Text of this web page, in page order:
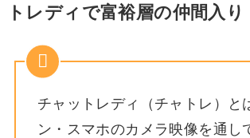
トレディで富裕層の仲間入り
チャットレディ（チャトレ）と
ン・スマホのカメラ映像を通し